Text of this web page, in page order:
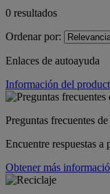
0 resultados
Ordenar por:
Enlaces de autoayuda
Información del
Preguntas frecuentes
Encuentre respuestas
Obtener más